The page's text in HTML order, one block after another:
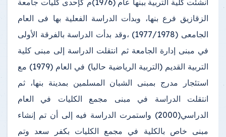
أنشئت كلية التربية ببنها عام (1976)م كإحدى كليات جامعة
الزقازيق فرع بنها، وبدأت الدراسة الفعلية بها فى العام
الجامعى (1977/1978) ،وقد بدأت الدراسة بالفرقة الأولى
في مبنى إدارة الجامعة ثم انتقلت الدراسة إلى مبنى كلية
التربية القديم (التربية الرياضية حاليا) في العام (1979) مع
استئجار مدرج بمبنى الشبان المسلمين بمدينة بنها، ثم
انتقلت الدراسة في مبنى مجمع الكليات في العام
الدراسي(2000) واستمرت الدراسة فيه إلى أن تم إنشاء
مبنى خاص بالكلية في مجمع الكليات بكفر سعد وتم